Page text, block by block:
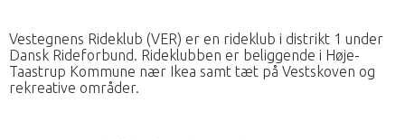
Vestegnens Rideklub (VER) er en rideklub i distrikt 1 under
Dansk Rideforbund. Rideklubben er beliggende i Høje-
Taastrup Kommune nær Ikea samt tæt på Vestskoven og
rekreative områder.